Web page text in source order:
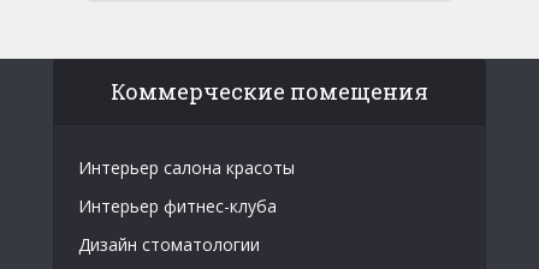
Коммерческие помещения
Интерьер салона красоты
Интерьер фитнес-клуба
Дизайн стоматологии